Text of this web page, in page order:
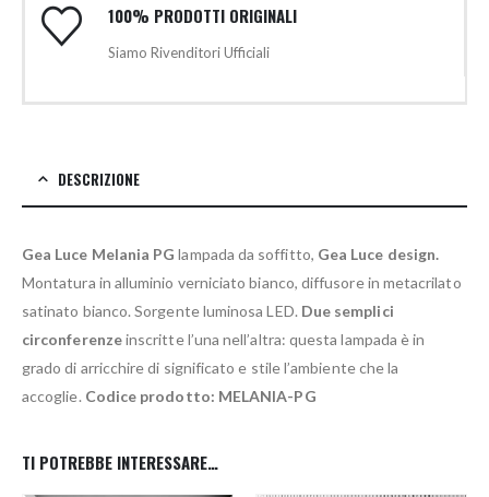
100% PRODOTTI ORIGINALI
Siamo Rivenditori Ufficiali
DESCRIZIONE
Gea Luce Melania PG lampada da soffitto, Gea Luce design.
Montatura in alluminio verniciato bianco, diffusore in metacrilato
satinato bianco. Sorgente luminosa LED. Due semplici
circonferenzeinscritte l’una nell’altra: questa lampada è in
grado di arricchire di significato e stile l’ambiente che la
accoglie. Codice prodotto: MELANIA-PG
TI POTREBBE INTERESSARE…